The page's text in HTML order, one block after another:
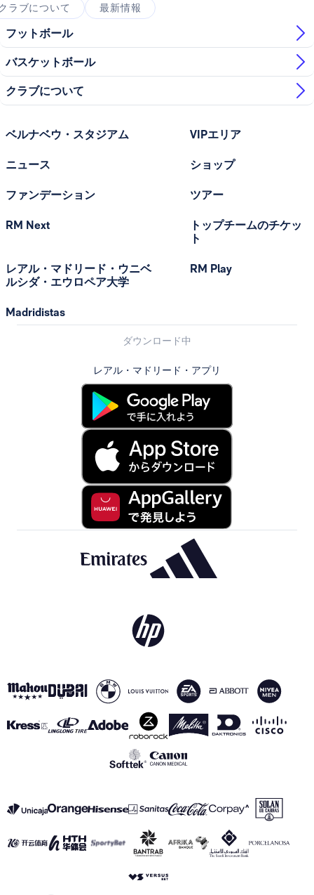
ラブについて
最新情報
フットボール
バスケットボール
クラブについて
ベルナベウ・スタジアム
ニュース
ファンデーション
RM Next
レアル・マドリード・ウニベ
ルシダ・エウロペア大学
Madridistas
VIPエリア
ショップ
ツアー
トップチームのチケッ
ト
RM Play
ダウンロード中
レアル・マドリード・アプリ